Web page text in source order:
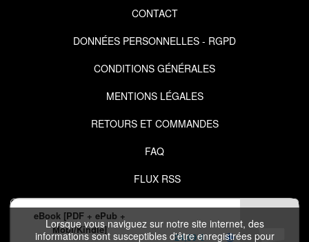
Lorsque vous naviguez sur notre site internet, des
informations sont susceptibles d'être enregistrées pour
eBook [PDF + ePub +
Mobi/Kindle]
24,99 €
CONTACT
DONNÉES PERSONNELLES - RGPD
CONDITIONS GÉNÉRALES
MENTIONS LÉGALES
RETOURS ET COMMANDES
FAQ
FLUX RSS